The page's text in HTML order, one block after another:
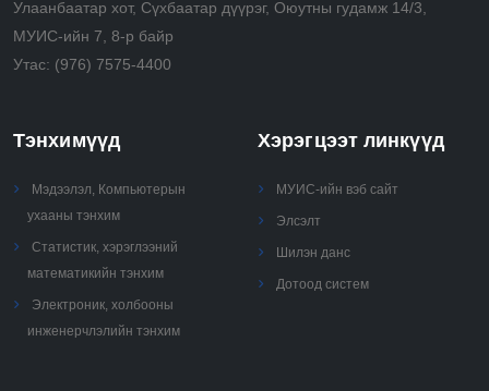
Улаанбаатар хот, Сүхбаатар дүүрэг, Оюутны гудамж 14/3,
МУИС-ийн 7, 8-р байр
Утас: (976) 7575-4400
Тэнхимүүд
Мэдээлэл, Компьютерын
ухааны тэнхим
Статистик, хэрэглээний
математикийн тэнхим
Электроник, холбооны
инженерчлэлийн тэнхим
Хэрэгцээт линкүүд
МУИС-ийн вэб сайт
Элсэлт
Шилэн данс
Дотоод систем